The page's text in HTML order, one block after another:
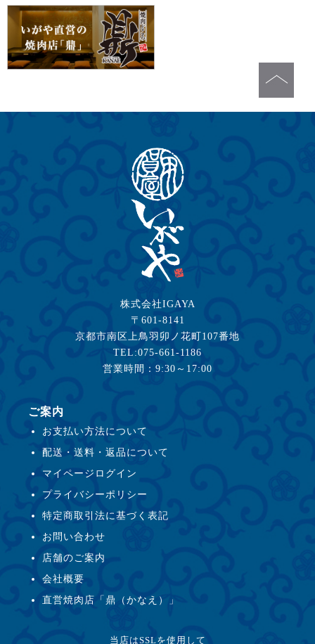
株式会社IGAYA
〒601-8141
京都市南区上鳥羽卯ノ花町107番地
TEL:075-661-1186
営業時間：9:30～17:00
ご案内
お支払い方法について
配送・送料・返品について
マイページログイン
プライバシーポリシー
特定商取引法に基づく表記
お問い合わせ
店舗のご案内
会社概要
直営焼肉店「鼎（かなえ）」
当店はSSLを使用して